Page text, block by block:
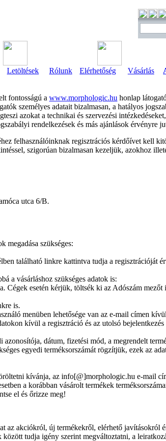
Letöltések Rólunk Elérhetőség Vásárlás
fontosságú a www.morphologic.hu honlap
személyes adatait bizalmasan, a hatályos
azokat a technikai és szervezési
rendelkezések és más ajánlások érvényre
felhasználóinknak regisztrációs kérdőívet kell
szigorúan bizalmasan kezeljük, azokhoz
utca 6/B.
megadása szükséges:
található linkre kattintva tudja a regisztrációját
a vásárláshoz szükséges adatok is:
Cégek esetén kérjük, töltsék ki az Adószám mezőt
is.
menüben lehetősége van az e-mail címen
kívül a regisztráció és az utolsó
azonosítója, dátum, fizetési mód, a megrendelt
egyedi terméksorszámát rögzítjük, ezek az
kívánja, az info[@]morphologic.hu e-mail
a korábban vásárolt termékek
el és őrizze meg!
az akciókról, új termékekről, elérhető javításokról
tudja igény szerint megváltoztatni, a